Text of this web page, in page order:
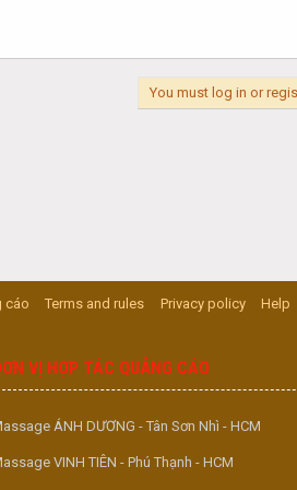
You must log in or
cáo Terms and rules Privacy policy Help
VỊ HỢP TÁC QUẢNG CÁO
ÁNH DƯƠNG - Tân Sơn Nhì - HCM
VINH TIÊN - Phú Thạnh - HCM